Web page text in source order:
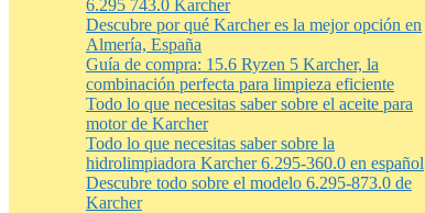
6.295 743.0 Karcher
Descubre por qué Karcher es la mejor opción en
Almería, España
Guía de compra: 15.6 Ryzen 5 Karcher, la
combinación perfecta para limpieza eficiente
Todo lo que necesitas saber sobre el aceite para
motor de Karcher
Todo lo que necesitas saber sobre la
hidrolimpiadora Karcher 6.295-360.0 en español
Descubre todo sobre el modelo 6.295-873.0 de
Karcher